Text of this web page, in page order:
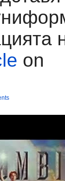
on